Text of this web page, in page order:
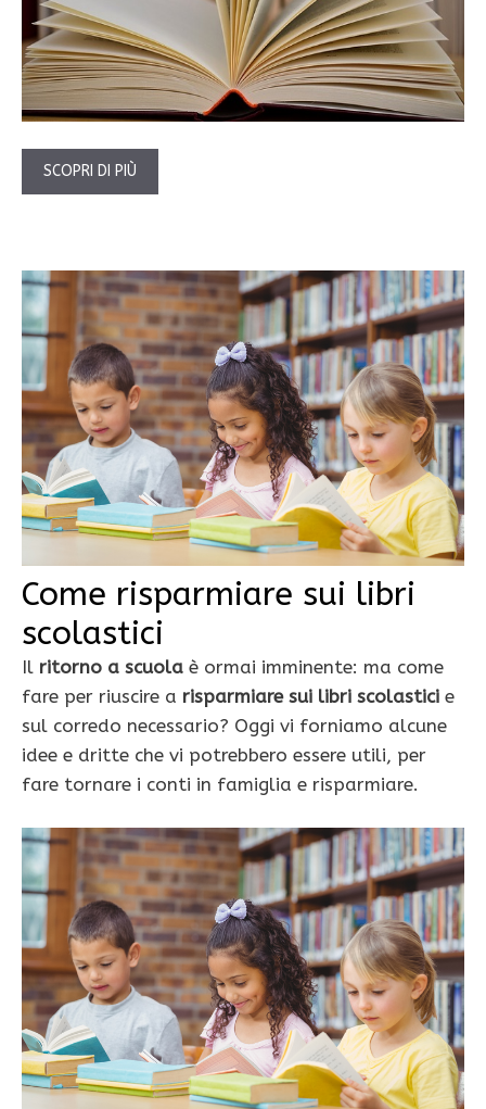
SCOPRI DI PIÙ
Come risparmiare sui libri
scolastici
Il ritorno a scuola è ormai imminente: ma come
fare per riuscire a risparmiare sui libri scolastici e
sul corredo necessario? Oggi vi forniamo alcune
idee e dritte che vi potrebbero essere utili, per
fare tornare i conti in famiglia e risparmiare.